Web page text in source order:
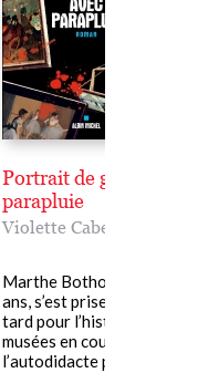
Portrait de groupe
parapluie
Violette Cabesos
Marthe Bothorel,
ans, s’est prise de passion
tard pour l’histoire de l’art
musées en cours de dessin,
l’autodidacte plonge dans